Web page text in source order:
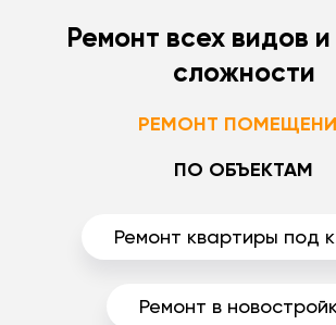
Ремонт всех видов
сложности
РЕМОНТ
ПО ОБЪЕКТАМ
Ремонт квартиры под
Ремонт в